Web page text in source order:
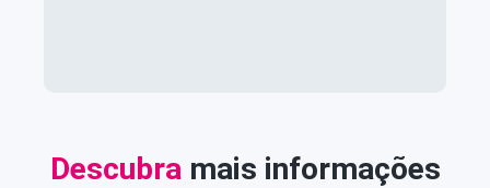
Descubramais informações